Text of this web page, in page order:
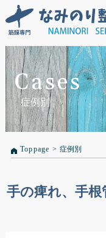
Cases
症例別
Toppage > 症例別
手の痺れ、手